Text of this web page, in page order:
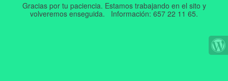
Gracias por tu paciencia. Estamos trabajando en el sito y
volveremos enseguida. Información: 657 22 11 65.